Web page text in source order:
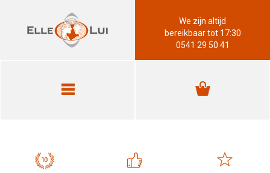
We zijn altijd
bereikbaar tot 17:30
0541 29 50 41